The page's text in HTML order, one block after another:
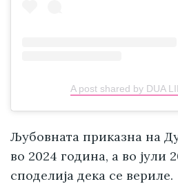
A post shared by DUA
Љубовната приказна на
во 2024 година, а во јули
споделија дека се вериле.